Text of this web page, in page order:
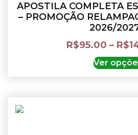
APOSTILA COMPLETA
– PROMOÇÃO
2026/
R$95.00 – R$
Ver